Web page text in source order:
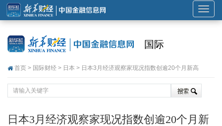
展
开
国际
首页 > 国际财经 > 日本 > 日本3月经济观察家现况指数创逾20个月新高
日本3月经济观察家现况指数创逾20个月新